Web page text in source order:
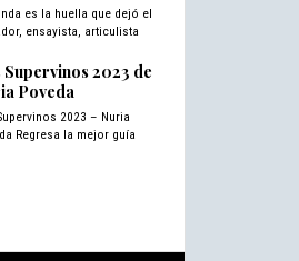
es la huella que dejó el
ensayista, articulista
Supervinos 2023 de
Poveda
2023 – Nuria
Regresa la mejor guía